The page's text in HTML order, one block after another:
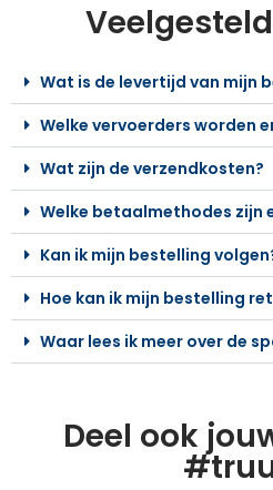
Wat is de levertijd van mijn
Welke vervoerders worden
Wat zijn de verzendkosten?
Welke betaalmethodes zijn
Kan ik mijn bestelling
Hoe kan ik mijn bestelling
Waar lees ik meer over de
Deel ook